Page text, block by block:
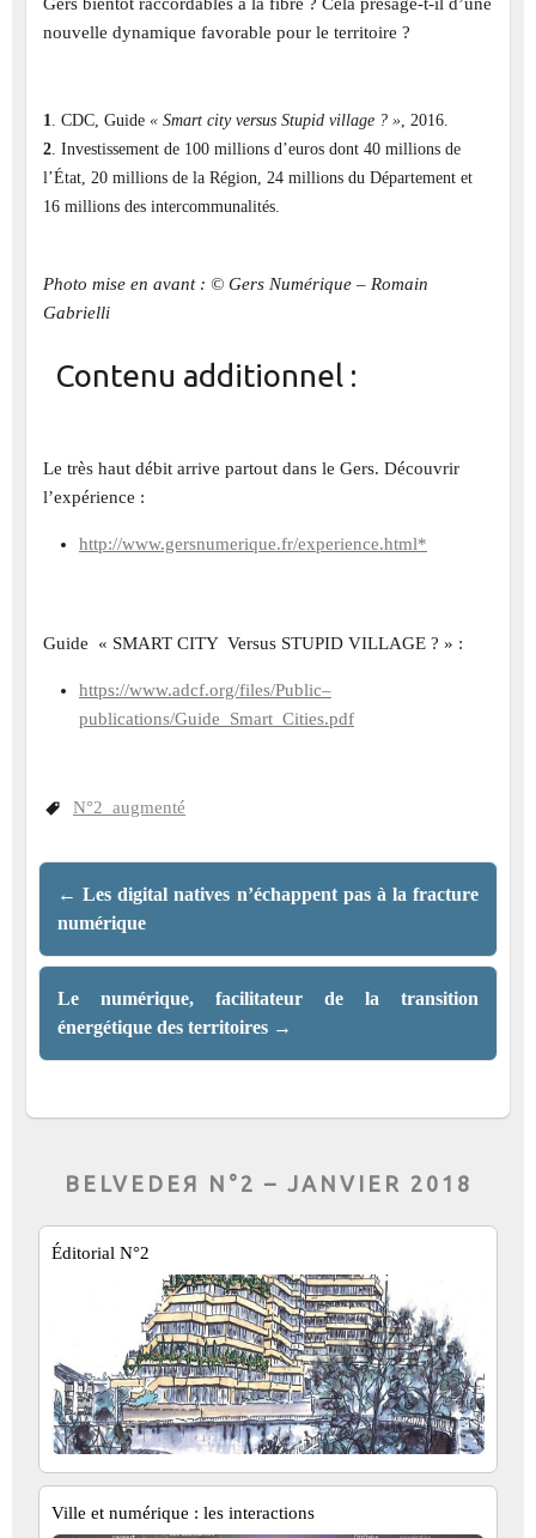
nouvelle dynamique favorable pour le territoire ?
1 . CDC, Guide « Smart city versus Stupid village ? », 2016.
2. Investissement de 100 millions d’euros dont 40 millions de
l’État, 20 millions de la Région, 24 millions du Département et
16 millions des intercommunalités.
Photo mise en avant : © Gers Numérique – Romain
Gabrielli
Contenu additionnel :
Le très haut débit arrive partout dans le Gers. Découvrir
l’expérience :
http://www.gersnumerique.fr/experience.html*
Guide « SMART CITY Versus STUPID VILLAGE ? » :
https://www.adcf.org/files/Public–
publications/Guide_Smart_Cities.pdf
N°2_augmenté
← Les digital natives n’échappent pas à la fracture
numérique
Le numérique, facilitateur de la transition
énergétique des territoires →
BELVEDEЯ N°2 – JANVIER 2018
Éditorial N°2
Ville et numérique : les interactions